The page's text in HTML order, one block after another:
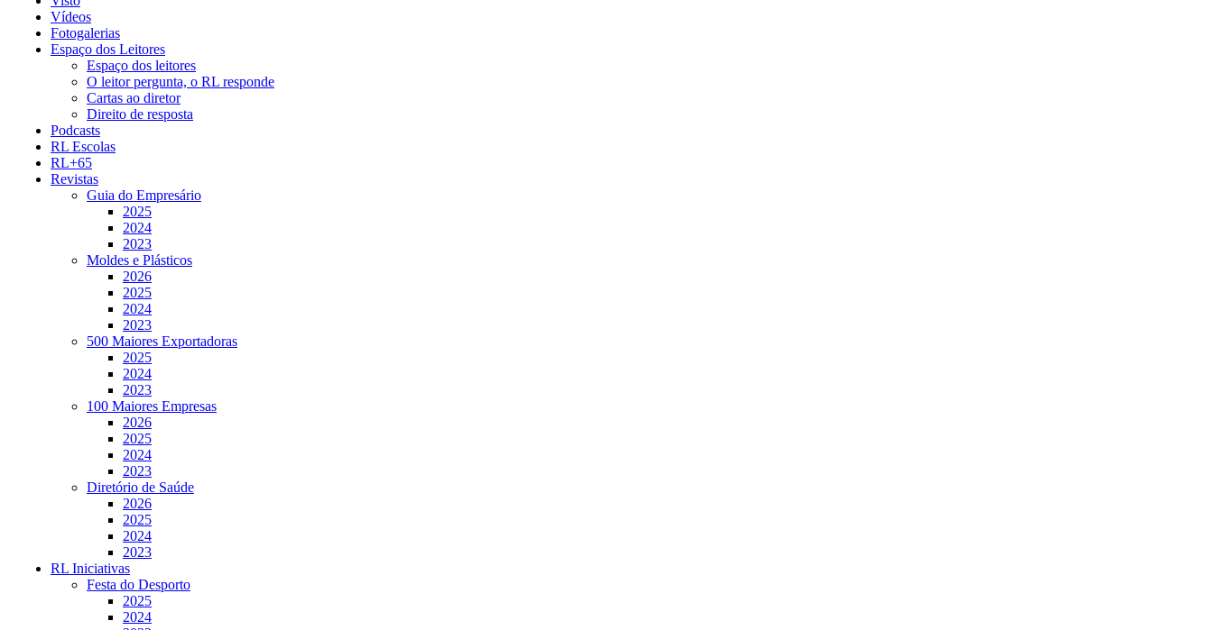
Vídeos
Fotogalerias
Espaço dos Leitores
Espaço dos leitores
O leitor pergunta, o RL responde
Cartas ao diretor
Direito de resposta
Podcasts
RL Escolas
RL+65
Revistas
Guia do Empresário
2025
2024
2023
Moldes e Plásticos
2026
2025
2024
2023
500 Maiores Exportadoras
2025
2024
2023
100 Maiores Empresas
2026
2025
2024
2023
Diretório de Saúde
2026
2025
2024
2023
RL Iniciativas
Festa do Desporto
2025
2024